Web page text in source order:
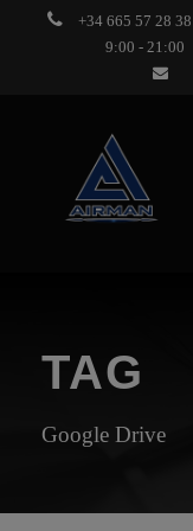
+34 665 57 28
9:00 - 21:00
TAG
Google Drive